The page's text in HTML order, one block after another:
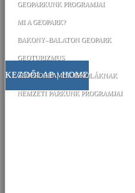
KEZDŐLAP | HOME
GEOPARKUNK PROGRAMJAI
MI A GEOPARK?
BAKONY–BALATON GEOPARK
GEOTURIZMUS
GEOPROGRAMOK ISKOLÁKNAK
NEMZETI PARKUNK PROGRAMJAI